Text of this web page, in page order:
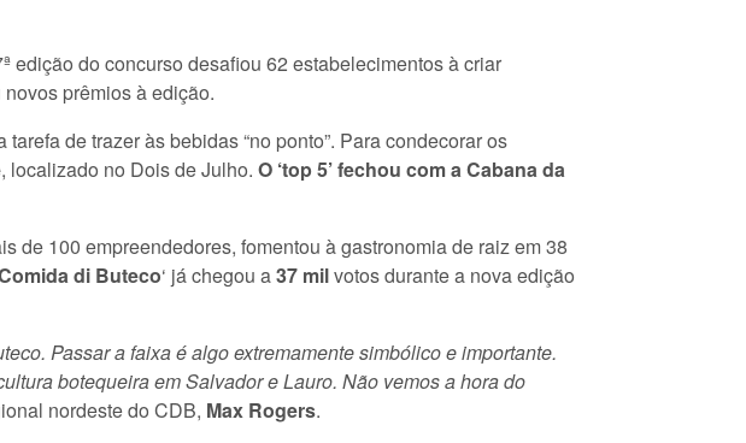
edição do concurso desafiou 62 estabelecimentos à criar
prêmios à edição.
tarefa de trazer às bebidas “no ponto”. Para condecorar os
, localizado no Dois de Julho. O ‘top 5’ fechou com a Cabana da
de 100 empreendedores, fomentou à gastronomia de raiz em 38
di Buteco‘ já chegou a37 milvotos durante a nova edição
Passar a faixa é algo extremamente simbólico e importante.
botequeira em Salvador e Lauro. Não vemos a hora do
nordeste do CDB, Max Rogers.